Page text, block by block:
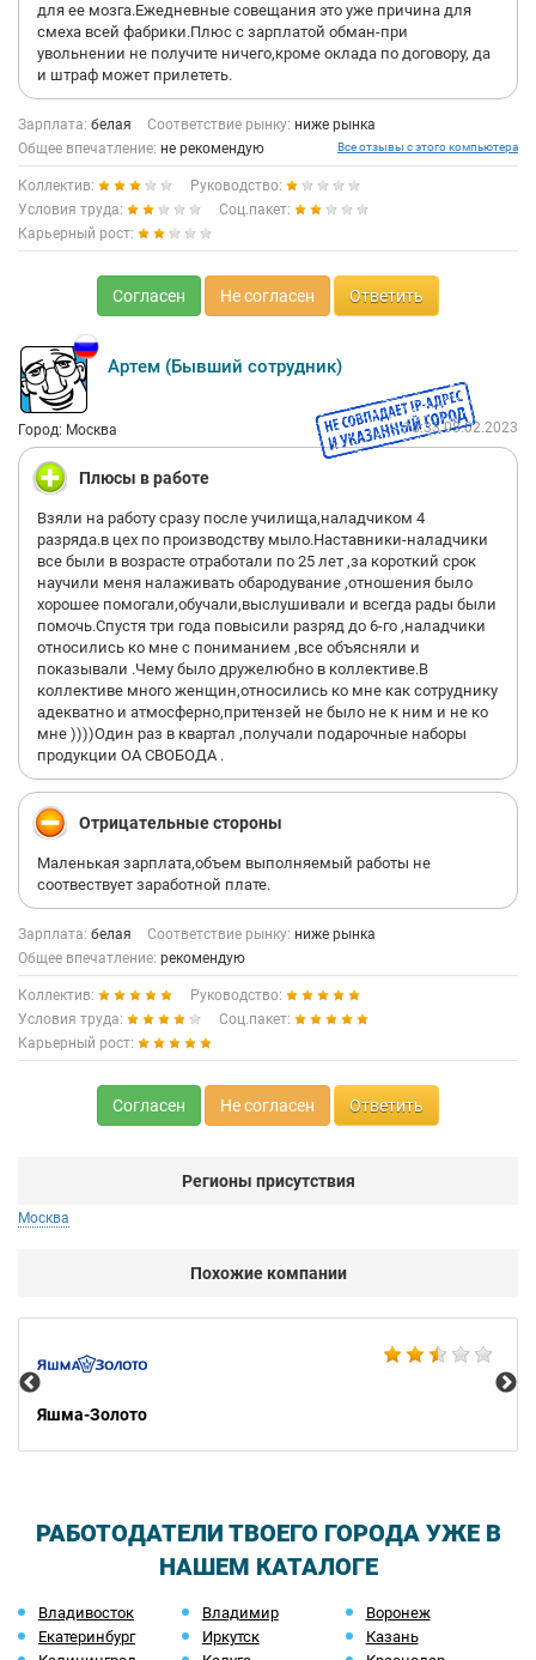
для ее мозга.Ежедневные совещания это уже причина для
смеха всей фабрики.Плюс с зарплатой обман-при
увольнении не получите ничего,кроме оклада по договору, да
и штраф может прилететь.
Зарплата: белая Соответствие рынку: ниже рынка
Общее впечатление: не рекомендую Все отзывы с этого компьютера
Коллектив:
Руководство:
Условия труда:
Соц.пакет:
Карьерный рост:
Согласен Не согласен Ответить
Артем (Бывший сотрудник)
Город: Москва 18:33 08.02.2023
Плюсы в работе
Взяли на работу сразу после училища,наладчиком 4
разряда.в цех по производству мыло.Наставники-наладчики
все были в возрасте отработали по 25 лет ,за короткий срок
научили меня налаживать обародувание ,отношения было
хорошее помогали,обучали,выслушивали и всегда рады были
помочь.Спустя три года повысили разряд до 6-го ,наладчики
относились ко мне с пониманием ,все объясняли и
показывали .Чему было дружелюбно в коллективе.В
коллективе много женщин,относились ко мне как сотруднику
адекватно и атмосферно,притензей не было не к ним и не ко
мне ))))Один раз в квартал ,получали подарочные наборы
продукции ОА СВОБОДА .
Отрицательные стороны
Маленькая зарплата,объем выполняемый работы не
соотвествует заработной плате.
Зарплата: белая Соответствие рынку: ниже рынка
Общее впечатление: рекомендую
Коллектив:
Руководство:
Условия труда:
Соц.пакет:
Карьерный рост:
Согласен Не согласен Ответить
Регионы присутствия
Москва
Похожие компании
Яшма-Золото
РАБОТОДАТЕЛИ ТВОЕГО ГОРОДА УЖЕ В
НАШЕМ КАТАЛОГЕ
Владивосток Владимир
Воронеж
Екатеринбург
Иркутск
Казань